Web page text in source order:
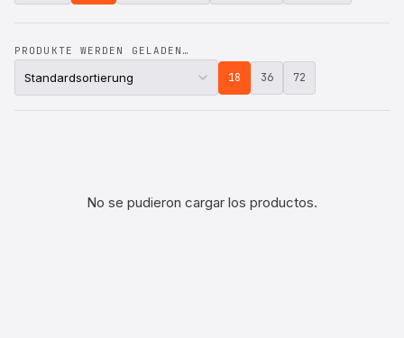
PRODUKTE WERDEN GELADEN…
18 36 72
No se pudieron cargar los productos.